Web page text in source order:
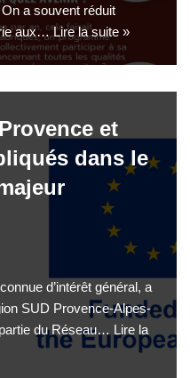
a souvent réduit
aux…Lire la suite »
et
dans le
d’intérêt général, a
SUD Provence-Alpes-
du Réseau… Lire la